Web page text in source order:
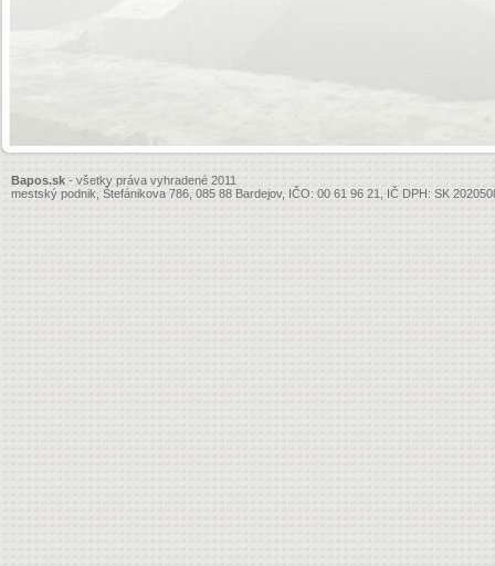
Bapos.sk - všetky práva vyhradené 2011
mestský podnik, Štefánikova 786, 085 88 Bardejov, IČO: 00 61 96 21, IČ DPH: SK